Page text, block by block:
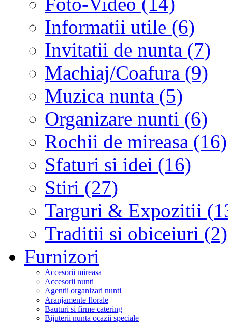
Informatii utile (6)
Invitatii de nunta (7)
Machiaj/Coafura (9)
Muzica nunta (5)
Organizare nunti (6)
Rochii de mireasa (16)
Sfaturi si idei (16)
Stiri (27)
Targuri & Expozitii
Traditii si obiceiuri (2)
Furnizori
Accesorii mireasa
Accesorii nunti
Agentii organizari nunti
Aranjamente florale
Bauturi si firme catering
Bijuterii nunta ocazii speciale